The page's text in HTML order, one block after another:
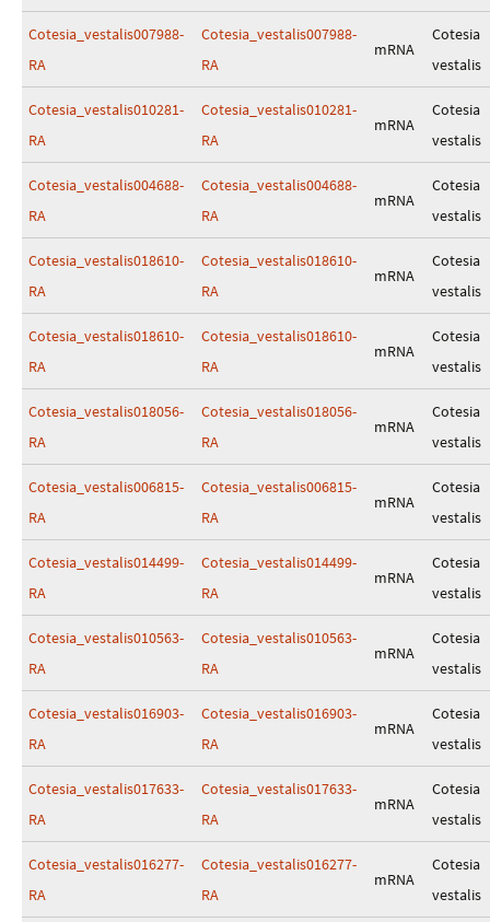
Cotesia_vestalis007988-
RA
Cotesia_vestalis007988-
RA
mRNA
Cotesia
vestalis
Cotesia_vestalis010281-
RA
Cotesia_vestalis010281-
RA
mRNA
Cotesia
vestalis
Cotesia_vestalis004688-
RA
Cotesia_vestalis004688-
RA
mRNA
Cotesia
vestalis
Cotesia_vestalis018610-
RA
Cotesia_vestalis018610-
RA
mRNA
Cotesia
vestalis
Cotesia_vestalis018610-
RA
Cotesia_vestalis018610-
RA
mRNA
Cotesia
vestalis
Cotesia_vestalis018056-
RA
Cotesia_vestalis018056-
RA
mRNA
Cotesia
vestalis
Cotesia_vestalis006815-
RA
Cotesia_vestalis006815-
RA
mRNA
Cotesia
vestalis
Cotesia_vestalis014499-
RA
Cotesia_vestalis014499-
RA
mRNA
Cotesia
vestalis
Cotesia_vestalis010563-
RA
Cotesia_vestalis010563-
RA
mRNA
Cotesia
vestalis
Cotesia_vestalis016903-
RA
Cotesia_vestalis016903-
RA
mRNA
Cotesia
vestalis
Cotesia_vestalis017633-
RA
Cotesia_vestalis017633-
RA
mRNA
Cotesia
vestalis
Cotesia_vestalis016277-
RA
Cotesia_vestalis016277-
RA
mRNA
Cotesia
vestalis